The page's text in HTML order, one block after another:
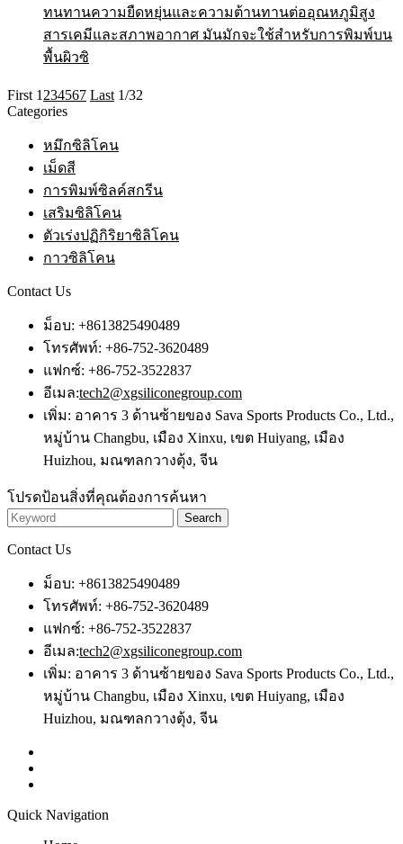
ทนทานความยืดหยุ่นและความต้านทานต่ออุณหภูมิสูง
สารเคมีและสภาพอากาศ มันมักจะใช้สำหรับการพิมพ์บน
พื้นผิวซิ
First 1 234567 Last 1/32
Categories
หมึกซิลิโคน
เม็ดสี
การพิมพ์ซิลค์สกรีน
เสริมซิลิโคน
ตัวเร่งปฏิกิริยาซิลิโคน
กาวซิลิโคน
Contact Us
ม็อบ: +8613825490489
โทรศัพท์: +86-752-3620489
แฟกซ์: +86-752-3522837
อีเมล:tech2@xgsiliconegroup.com
เพิ่ม: อาคาร 3 ด้านซ้ายของ Sava Sports Products Co., Ltd.,
หมู่บ้าน Changbu, เมือง Xinxu, เขต Huiyang, เมือง
Huizhou, มณฑลกวางตุ้ง, จีน
โปรดป้อนสิ่งที่คุณต้องการค้นหา
Contact Us
ม็อบ: +8613825490489
โทรศัพท์: +86-752-3620489
แฟกซ์: +86-752-3522837
อีเมล:tech2@xgsiliconegroup.com
เพิ่ม: อาคาร 3 ด้านซ้ายของ Sava Sports Products Co., Ltd.,
หมู่บ้าน Changbu, เมือง Xinxu, เขต Huiyang, เมือง
Huizhou, มณฑลกวางตุ้ง, จีน
Quick Navigation